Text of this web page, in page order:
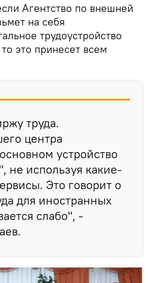
Агентство по внешней
на себя
трудоустройство
это принесет всем
труда.
центра
устройство
не используя какие-
Это говорит о
для иностранных
слабо", -